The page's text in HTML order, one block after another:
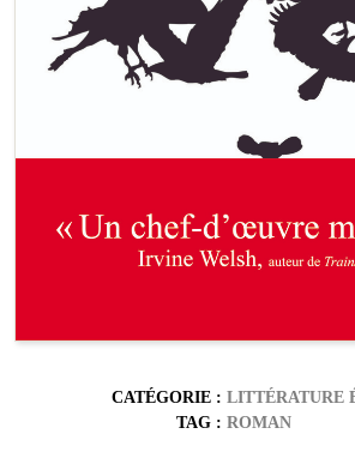
CATÉGORIE : LITTÉRATURE
TAG : ROMAN